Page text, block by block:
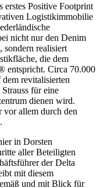
erstes Positive Footprint
Logistikimmobilie
nicht nur den Denim
realisiert
die dem
entspricht. Circa 70.000
revitalisierten
für eine
dienen wird.
vor allem durch den
in Dorsten
aller Beteiligten
der Delta
mit diesem
und mit Blick für